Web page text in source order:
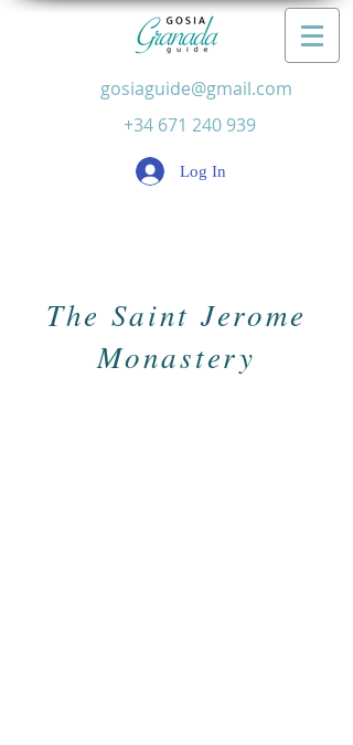
gosiaguide@gmail.com
+34 671 240 939
Log In
The Saint Jerome
Monastery